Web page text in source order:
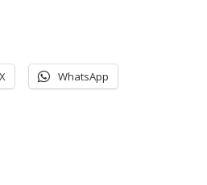
X WhatsApp